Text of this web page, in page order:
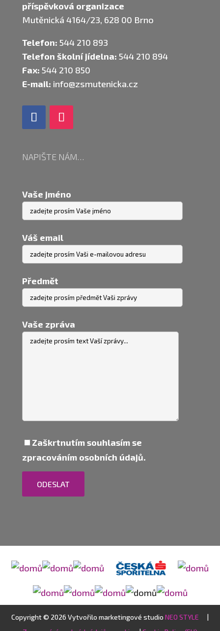
příspěvková organizace
Mutěnická 4164/23, 628 00 Brno
Telefon: 544 210 893
Telefon školní jídelna: 544 210 894
Fax: 544 210 850
E-mail: info@zsmutenicka.cz
NAPIŠTE NÁM…
Vaše jméno
Váš email
Předmět
Vaše zpráva
Zaškrtnutím souhlasím se
zpracováním osobních údajů.
ODESLAT
Copyright © 2026 Vytvořilo marketingové studio NEO STYLE
|